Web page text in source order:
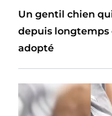
Un gentil chien
depuis longtemps
adopté